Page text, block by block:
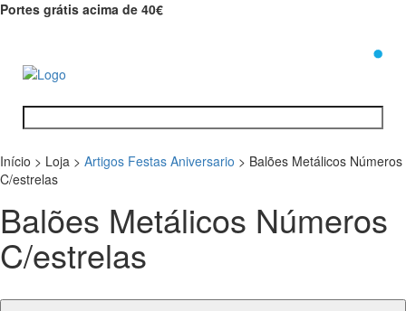
Portes grátis acima de 40€
Início > Loja > Artigos Festas Aniversario > Balões Metálicos Números
C/estrelas
Balões Metálicos Números
C/estrelas